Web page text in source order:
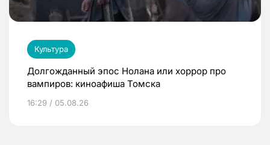
Культура
Долгожданный эпос Нолана или хоррор про
вампиров: киноафиша Томска
16:29 / 05.08.26